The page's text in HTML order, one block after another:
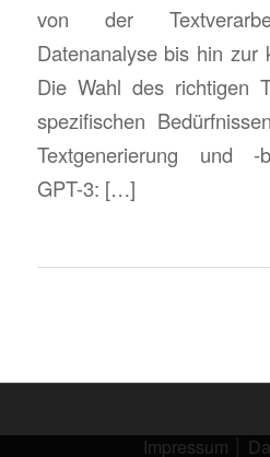
von der
Datenanalyse bis hin zur
Die Wahl des richtigen
spezifischen
Textgenerierung und -
GPT-3: […]
Impressum